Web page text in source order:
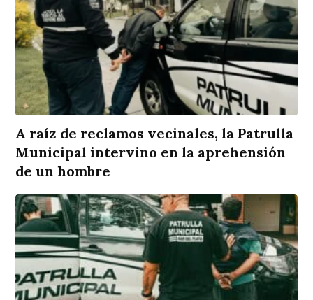
A raíz de reclamos vecinales, la Patrulla
Municipal intervino en la aprehensión
de un hombre